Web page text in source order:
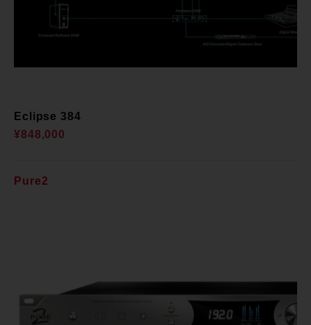
Eclipse 384
¥848,000
Pure2